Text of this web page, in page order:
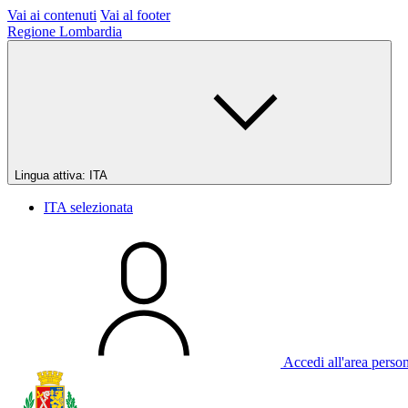
Vai ai contenuti Vai al footer
Regione Lombardia
Lingua attiva: ITA
ITA selezionata
Accedi all'area